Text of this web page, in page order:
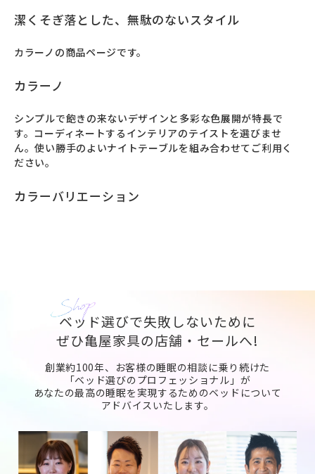
潔くそぎ落とした、無駄のないスタイル
カラーノの商品ページです。
カラーノ
シンプルで飽きの来ないデザインと多彩な色展開が特長で
す。コーディネートするインテリアのテイストを選びませ
ん。使い勝手のよいナイトテーブルを組み合わせてご利用く
ださい。
カラーバリエーション
ベッド選びで失敗しないために
ぜひ亀屋家具の店舗・セールへ!
創業約100年、お客様の睡眠の相談に乗り続けた
「ベッド選びのプロフェッショナル」が
あなたの最高の睡眠を実現するためのベッドについて
アドバイスいたします。